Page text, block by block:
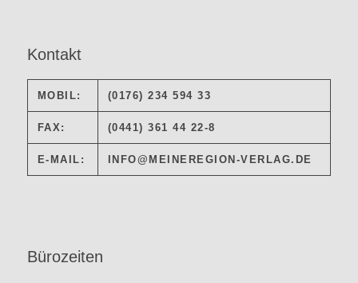
Kontakt
MOBIL: (0176) 234 594 33
FAX: (0441) 361 44 22-8
E-MAIL: INFO@MEINEREGION-VERLAG.DE
Bürozeiten